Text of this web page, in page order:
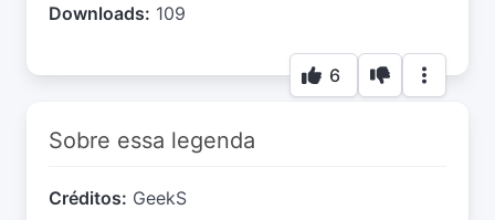
Downloads: 109
6
Sobre essa legenda
Créditos: GeekS